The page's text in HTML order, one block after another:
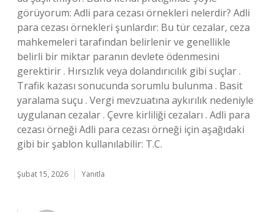
görüyorum: Adli para cezası örnekleri nelerdir? Adli
para cezası örnekleri şunlardır: Bu tür cezalar, ceza
mahkemeleri tarafından belirlenir ve genellikle
belirli bir miktar paranın devlete ödenmesini
gerektirir . Hırsızlık veya dolandırıcılık gibi suçlar .
Trafik kazası sonucunda sorumlu bulunma . Basit
yaralama suçu . Vergi mevzuatına aykırılık nedeniyle
uygulanan cezalar . Çevre kirliliği cezaları . Adli para
cezası örneği Adli para cezası örneği için aşağıdaki
gibi bir şablon kullanılabilir: T.C.
Şubat 15, 2026 Yanıtla